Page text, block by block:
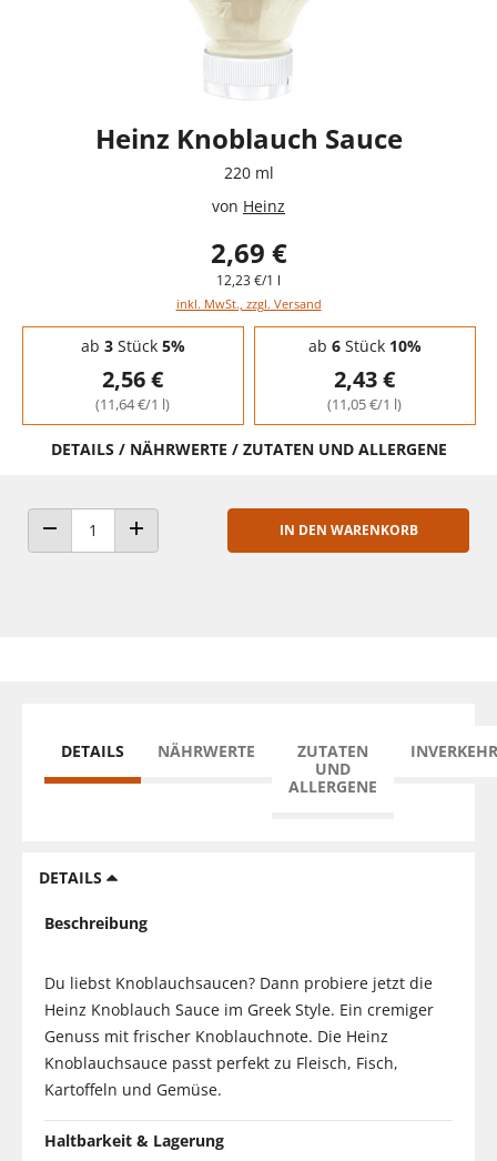
Heinz Knoblauch Sauce
220 ml
von Heinz
2,69 €
12,23 €/1 l
inkl. MwSt., zzgl. Versand
Staffelpreise - Mengenrabatt
ab 3Stück 5%
2,56 €
(11,64 €/1 l)
ab 6Stück 10%
2,43 €
(11,05 €/1 l)
DETAILS / NÄHRWERTE / ZUTATEN UND ALLERGENE
ANZAHL VERRINGERNANZAHL ERHÖHEN
IN DEN WARENKORB
DETAILS NÄHRWERTE
ZUTATEN
UND
ALLERGENE
DETAILS
Beschreibung
Du liebst Knoblauchsaucen? Dann probiere jetzt die
Heinz Knoblauch Sauce im Greek Style. Ein cremiger
Genuss mit frischer Knoblauchnote. Die Heinz
Knoblauchsauce passt perfekt zu Fleisch, Fisch,
Kartoffeln und Gemüse.
Haltbarkeit & Lagerung